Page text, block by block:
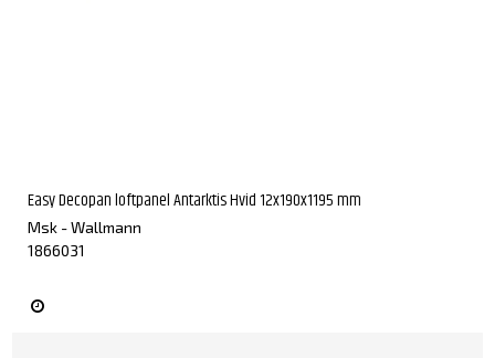
Easy Decopan loftpanel Antarktis Hvid 12x190x1195 mm
Msk - Wallmann
1866031